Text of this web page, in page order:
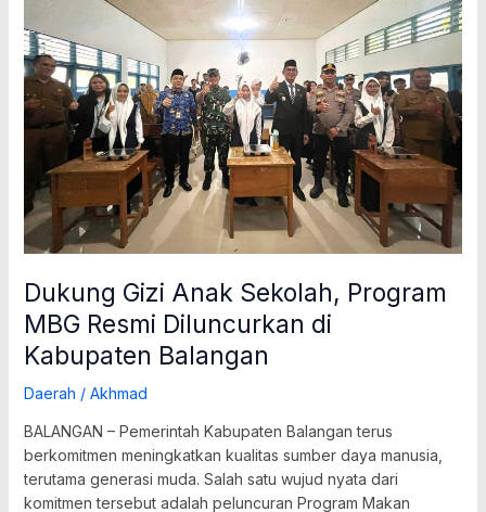
Dukung Gizi Anak Sekolah, Program
MBG Resmi Diluncurkan di
Kabupaten Balangan
Daerah / Akhmad
BALANGAN – Pemerintah Kabupaten Balangan terus
berkomitmen meningkatkan kualitas sumber daya manusia,
terutama generasi muda. Salah satu wujud nyata dari
komitmen tersebut adalah peluncuran Program Makan
Program
MBG
Resmi
Diluncurkan
di
Kabupaten
Balangan